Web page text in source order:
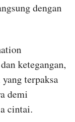
dengan
ketegangan,
terpaksa
demi
cintai.